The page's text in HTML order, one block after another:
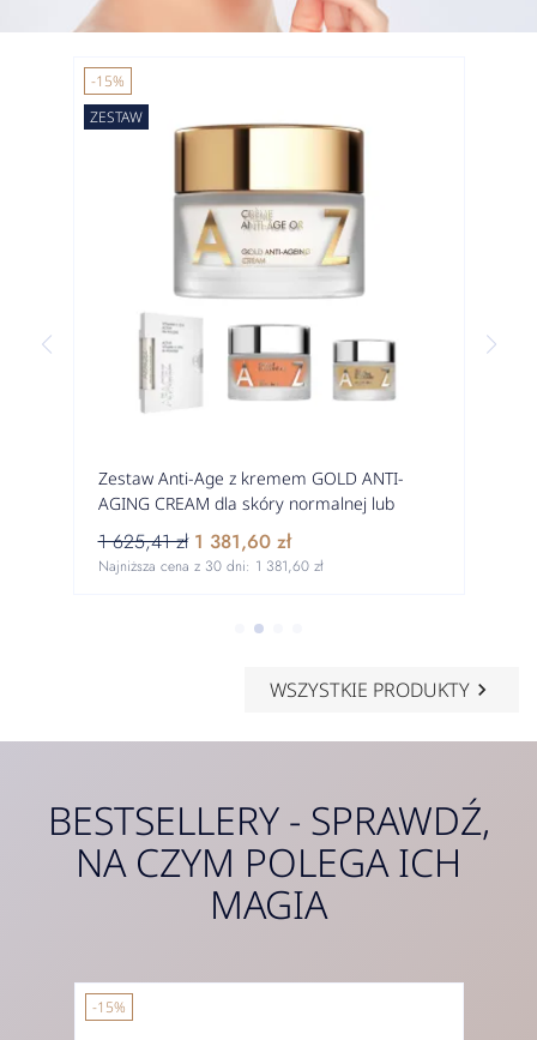
Zestaw Anti-Age z kremem GOLD ANTI-
AGING CREAM dla skóry normalnej lub
mieszanej w kierunku suchej
1 625,41 zł 1 381,60 zł
Najniższa cena z 30 dni: 1 381,60 zł
-15%
ZESTAW
WSZYSTKIE PRODUKTY 
BESTSELLERY - SPRAWDŹ,
NA CZYM POLEGA ICH
MAGIA
-15%